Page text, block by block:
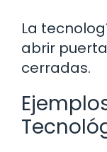
La
abrir
cerradas.